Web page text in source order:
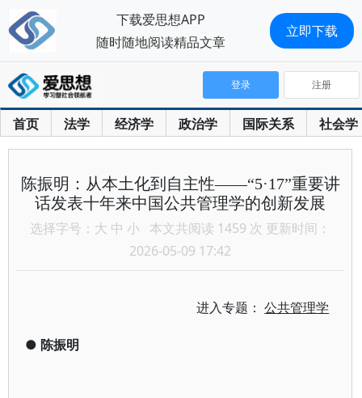
首页 法学 经济学 政治学 国际关系 社会学
登录 注册
陈振明：从本土化到自主性——“5·17”重要讲
话发表十年来中国公共管理学的创新发展
选择字号： 大 中 小 本文共阅读 1459 次 更新时间：
2026-05-09 17:42
进入专题：公共管理学
● 陈振明
下载爱思想APP
随时随地阅读精品文章
立即下载